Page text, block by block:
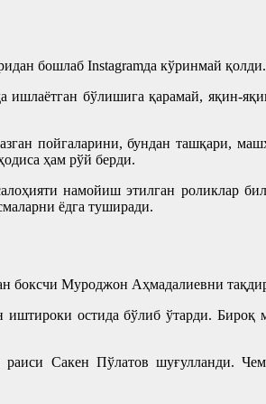
бошлаб Instagramда кўринмай
бўлишига қарамай, яқин-
пойгаларини, бундан ташқари,
ҳам рўй берди.
намойиш этилган роликлар
ёдга туширади.
боксчи Муроджон Аҳмадалиевни
остида бўлиб ўтарди.
Сакен Пўлатов шуғулланди.